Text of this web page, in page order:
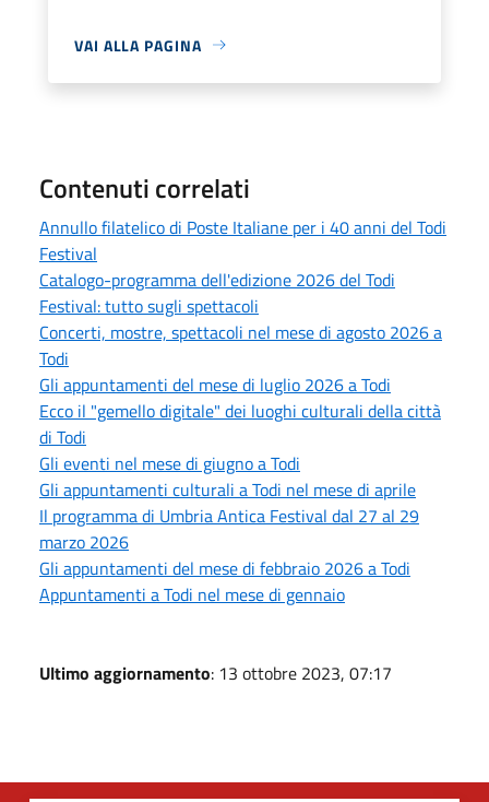
VAI ALLA PAGINA
Contenuti correlati
Annullo filatelico di Poste Italiane per i 40 anni del Todi
Festival
Catalogo-programma dell'edizione 2026 del Todi
Festival: tutto sugli spettacoli
Concerti, mostre, spettacoli nel mese di agosto 2026 a
Todi
Gli appuntamenti del mese di luglio 2026 a Todi
Ecco il "gemello digitale" dei luoghi culturali della città
di Todi
Gli eventi nel mese di giugno a Todi
Gli appuntamenti culturali a Todi nel mese di aprile
Il programma di Umbria Antica Festival dal 27 al 29
marzo 2026
Gli appuntamenti del mese di febbraio 2026 a Todi
Appuntamenti a Todi nel mese di gennaio
Ultimo aggiornamento: 13 ottobre 2023, 07:17